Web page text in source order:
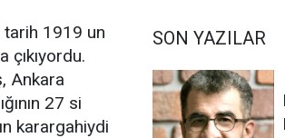
tarih 1919 un
Ankara
27 si
karargahiydi
SON YAZILAR